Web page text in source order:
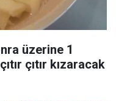
üzerine 1
çıtır kızaracak